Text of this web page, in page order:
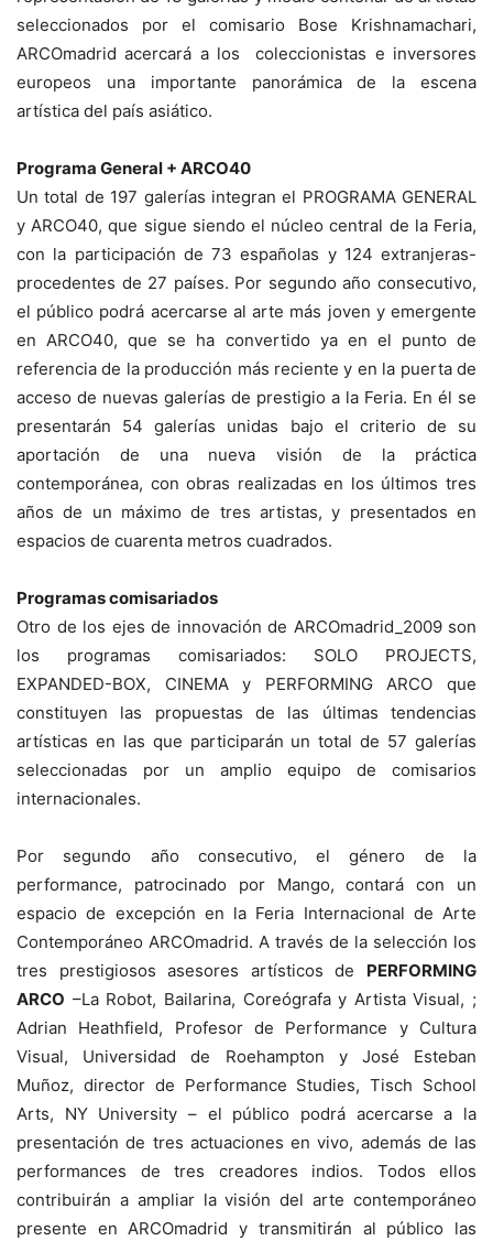
seleccionados por el comisario Bose Krishnamachari,
ARCOmadrid acercará a los coleccionistas e inversores
europeos una importante panorámica de la escena
artística del país asiático.
Programa General + ARCO40
Un total de 197 galerías integran el PROGRAMA GENERAL
y ARCO40, que sigue siendo el núcleo central de la Feria,
con la participación de 73 españolas y 124 extranjeras-
procedentes de 27 países. Por segundo año consecutivo,
el público podrá acercarse al arte más joven y emergente
en ARCO40, que se ha convertido ya en el punto de
referencia de la producción más reciente y en la puerta de
acceso de nuevas galerías de prestigio a la Feria. En él se
presentarán 54 galerías unidas bajo el criterio de su
aportación de una nueva visión de la práctica
contemporánea, con obras realizadas en los últimos tres
años de un máximo de tres artistas, y presentados en
espacios de cuarenta metros cuadrados.
Programas comisariados
Otro de los ejes de innovación de ARCOmadrid_2009 son
los programas comisariados: SOLO PROJECTS,
EXPANDED-BOX, CINEMA y PERFORMING ARCO que
constituyen las propuestas de las últimas tendencias
artísticas en las que participarán un total de 57 galerías
seleccionadas por un amplio equipo de comisarios
internacionales.
Por segundo año consecutivo, el género de la
performance, patrocinado por Mango, contará con un
espacio de excepción en la Feria Internacional de Arte
Contemporáneo ARCOmadrid. A través de la selección los
tres prestigiosos asesores artísticos de PERFORMING
ARCO –La Robot, Bailarina, Coreógrafa y Artista Visual, ;
Adrian Heathfield, Profesor de Performance y Cultura
Visual, Universidad de Roehampton y José Esteban
Muñoz, director de Performance Studies, Tisch School
Arts, NY University – el público podrá acercarse a la
presentación de tres actuaciones en vivo, además de las
performances de tres creadores indios. Todos ellos
contribuirán a ampliar la visión del arte contemporáneo
presente en ARCOmadrid y transmitirán al público las